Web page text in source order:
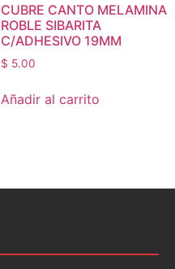
CUBRE CANTO MELAMINA
ROBLE SIBARITA
C/ADHESIVO 19MM
$ 5.00
Añadir al carrito